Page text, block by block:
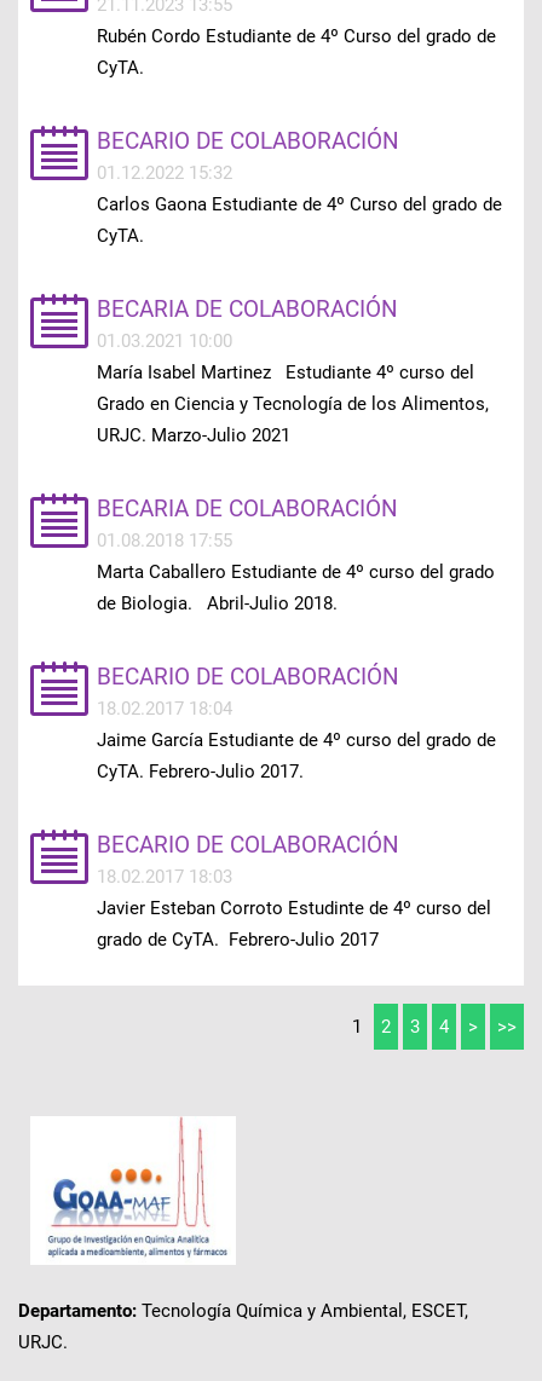
21.11.2023 13:55
Rubén Cordo Estudiante de 4º Curso del grado de
CyTA.
BECARIO DE COLABORACIÓN
01.12.2022 15:32
Carlos Gaona Estudiante de 4º Curso del grado de
CyTA.
BECARIA DE COLABORACIÓN
01.03.2021 10:00
María Isabel Martinez Estudiante 4º curso del
Grado en Ciencia y Tecnología de los Alimentos,
URJC. Marzo-Julio 2021
BECARIA DE COLABORACIÓN
01.08.2018 17:55
Marta Caballero Estudiante de 4º curso del grado
de Biologia. Abril-Julio 2018.
BECARIO DE COLABORACIÓN
18.02.2017 18:04
Jaime García Estudiante de 4º curso del grado de
CyTA. Febrero-Julio 2017.
BECARIO DE COLABORACIÓN
18.02.2017 18:03
Javier Esteban Corroto Estudinte de 4º curso del
grado de CyTA. Febrero-Julio 2017
1 2 3 4 > >>
Departamento: Tecnología Química y Ambiental, ESCET,
URJC.